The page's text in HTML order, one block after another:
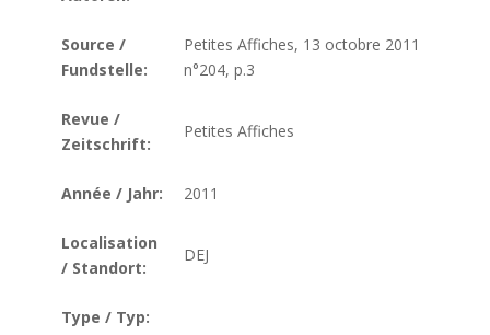
Source /
Fundstelle:
Petites Affiches, 13 octobre 2011
n°204, p.3
Revue /
Zeitschrift:
Petites Affiches
Année / Jahr: 2011
Localisation
/ Standort:
DEJ
Type / Typ: